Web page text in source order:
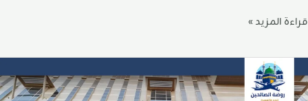
قراءة المزيد »
فوكو